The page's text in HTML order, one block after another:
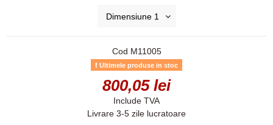
Cod M11005
Ultimele produse in stoc
800,05 lei
Include TVA
Livrare 3-5 zile lucratoare